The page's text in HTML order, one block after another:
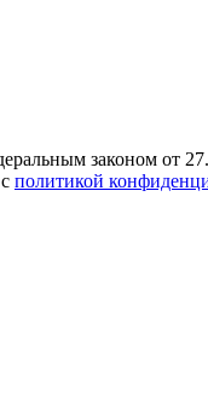
законом от
политикой